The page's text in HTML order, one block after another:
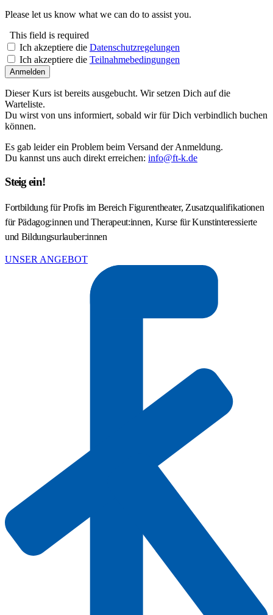
Please let us know what we can do to assist you.
This field is required
Ich akzeptiere die Datenschutzregelungen
Ich akzeptiere die Teilnahmebedingungen
Anmelden
Dieser Kurs ist bereits ausgebucht. Wir setzen Dich auf die
Warteliste.
Du wirst von uns informiert, sobald wir für Dich verbindlich buchen
können.
Es gab leider ein Problem beim Versand der Anmeldung.
Du kannst uns auch direkt erreichen: info@ft-k.de
Steig ein!
Fortbildung für Profis im Bereich Figurentheater, Zusatzqualifikationen
für Pädagog:innen und Therapeut:innen, Kurse für Kunstinteressierte
und Bildungsurlauber:innen
UNSER ANGEBOT